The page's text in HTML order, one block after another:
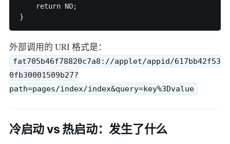
    return NO;
外部调用的 URI 格式是：
fat705b46f78820c7a8://applet/appid/617bb42f53
0fb30001509b27?
path=pages/index/index&query=key%3Dvalue
冷启动 vs 热启动：发生了什么